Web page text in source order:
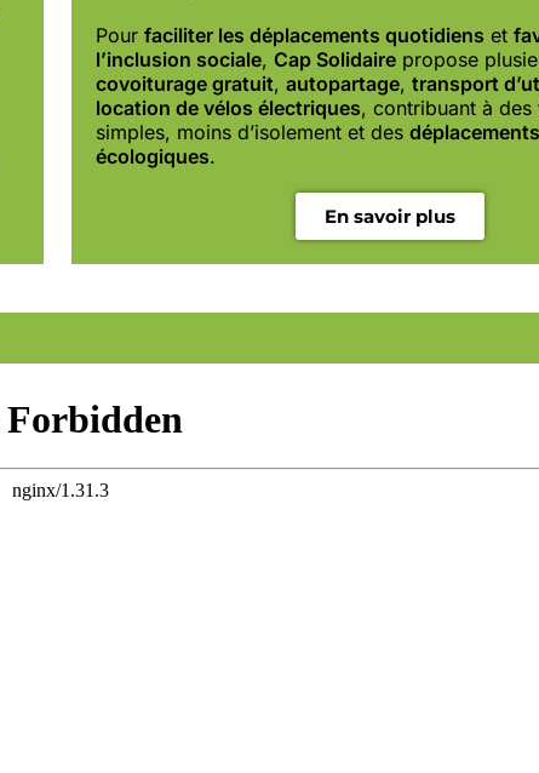
Pour faciliter les déplacements quotidiens et
l’inclusion sociale, Cap Solidairepropose
covoiturage gratuit, autopartage, transport
location de vélos électriques, contribuant à des
simples, moins d’isolement et des
écologiques.
En savoir plus